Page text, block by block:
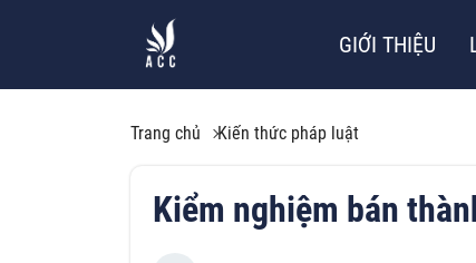
GIỚI THIỆU
Trang chủ Kiến thức pháp luật
Kiểm nghiệm bán